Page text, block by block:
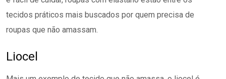
tecidos práticos mais buscados por quem precisa de
roupas que não amassam.
Liocel